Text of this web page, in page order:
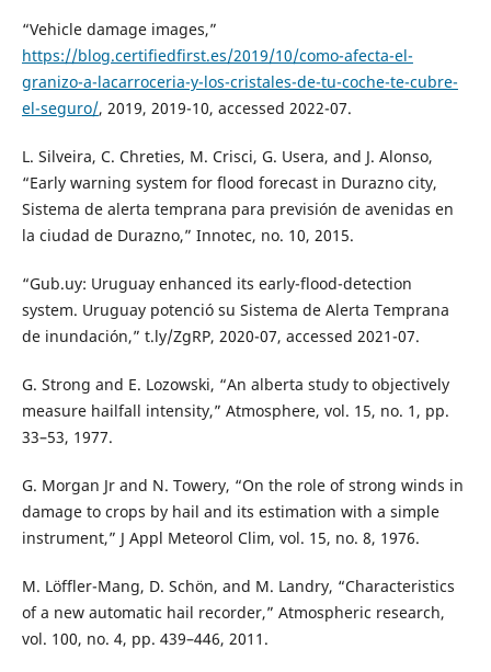
“Vehicle damage images,”
https://blog.certifiedfirst.es/2019/10/como-afecta-el-
granizo-a-lacarroceria-y-los-cristales-de-tu-coche-te-cubre-
el-seguro/, 2019, 2019-10, accessed 2022-07.
L. Silveira, C. Chreties, M. Crisci, G. Usera, and J. Alonso,
“Early warning system for flood forecast in Durazno city,
Sistema de alerta temprana para previsión de avenidas en
la ciudad de Durazno,” Innotec, no. 10, 2015.
“Gub.uy: Uruguay enhanced its early-flood-detection
system. Uruguay potenció su Sistema de Alerta Temprana
de inundación,” t.ly/ZgRP, 2020-07, accessed 2021-07.
G. Strong and E. Lozowski, “An alberta study to objectively
measure hailfall intensity,” Atmosphere, vol. 15, no. 1, pp.
33–53, 1977.
G. Morgan Jr and N. Towery, “On the role of strong winds in
damage to crops by hail and its estimation with a simple
instrument,” J Appl Meteorol Clim, vol. 15, no. 8, 1976.
M. Löffler-Mang, D. Schön, and M. Landry, “Characteristics
of a new automatic hail recorder,” Atmospheric research,
vol. 100, no. 4, pp. 439–446, 2011.